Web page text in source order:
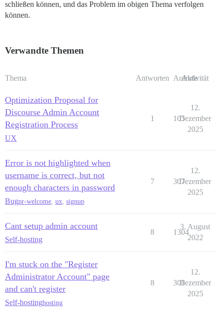
schließen können, und das Problem im obigen Thema verfolgen
können.
Verwandte Themen
Thema Antworten Aufrufe
Aktivität
Optimization Proposal for
Discourse Admin Account
Registration Process
UX
1 105
12.
Dezember
2025
Error is not highlighted when
username is correct, but not
enough characters in password
Bugpr-welcome ux signup
7 307
12.
Dezember
2025
Cant setup admin account
Self-hosting
8 1304
3. August
2022
I'm stuck on the "Register
Administrator Account" page
and can't register
Self-hostinghosting
8 308
12.
Dezember
2025